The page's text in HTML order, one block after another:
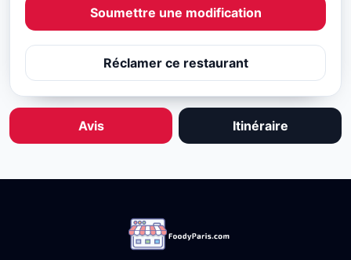
Soumettre une modification
Réclamer ce restaurant
Avis Itinéraire